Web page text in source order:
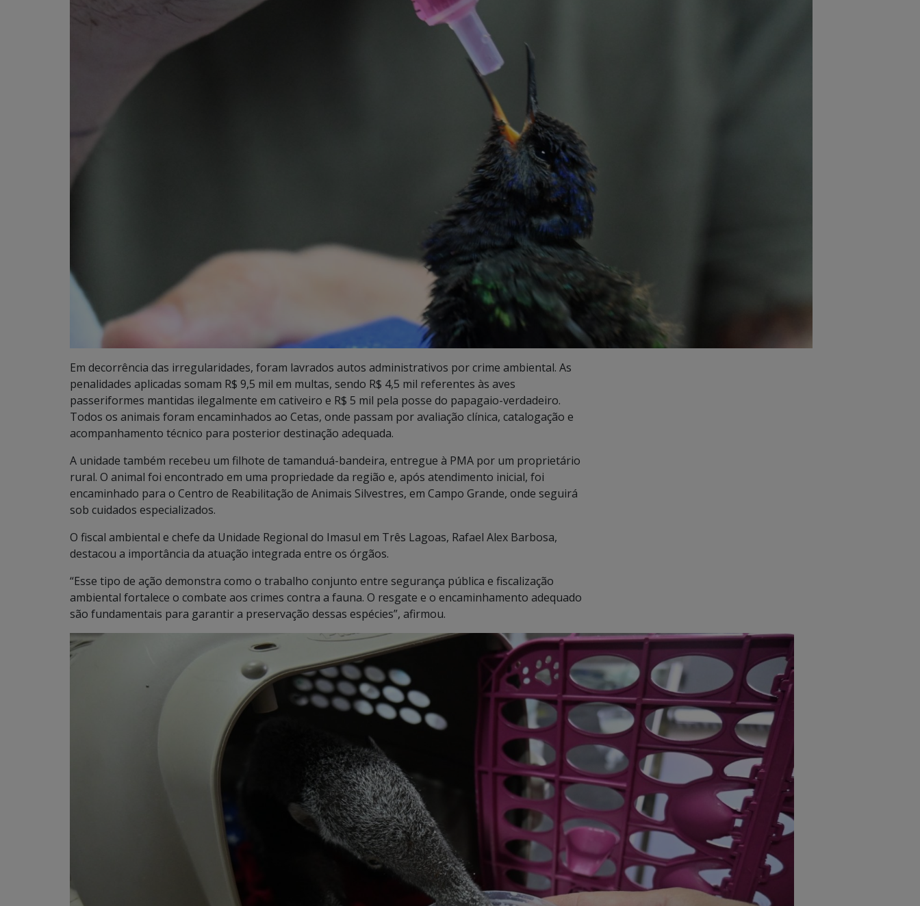
Em decorrência das irregularidades, foram lavrados autos administrativos por crime ambiental. As
penalidades aplicadas somam R$ 9,5 mil em multas, sendo R$ 4,5 mil referentes às aves
passeriformes mantidas ilegalmente em cativeiro e R$ 5 mil pela posse do papagaio-verdadeiro.
Todos os animais foram encaminhados ao Cetas, onde passam por avaliação clínica, catalogação e
acompanhamento técnico para posterior destinação adequada.
A unidade também recebeu um filhote de tamanduá-bandeira, entregue à PMA por um proprietário
rural. O animal foi encontrado em uma propriedade da região e, após atendimento inicial, foi
encaminhado para o Centro de Reabilitação de Animais Silvestres, em Campo Grande, onde seguirá
sob cuidados especializados.
O fiscal ambiental e chefe da Unidade Regional do Imasul em Três Lagoas, Rafael Alex Barbosa,
destacou a importância da atuação integrada entre os órgãos.
“Esse tipo de ação demonstra como o trabalho conjunto entre segurança pública e fiscalização
ambiental fortalece o combate aos crimes contra a fauna. O resgate e o encaminhamento adequado
são fundamentais para garantir a preservação dessas espécies”, afirmou.